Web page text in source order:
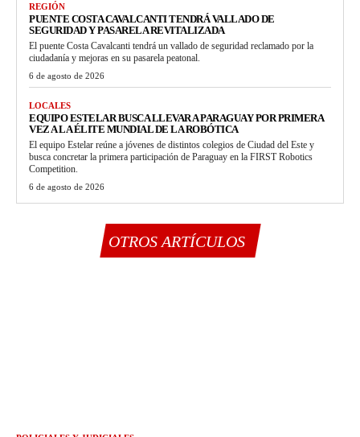
REGIÓN
PUENTE COSTA CAVALCANTI TENDRÁ VALLADO DE
SEGURIDAD Y PASARELA REVITALIZADA
El puente Costa Cavalcanti tendrá un vallado de seguridad reclamado por la
ciudadanía y mejoras en su pasarela peatonal.
6 de agosto de 2026
LOCALES
EQUIPO ESTELAR BUSCA LLEVAR A PARAGUAY POR PRIMERA
VEZ A LA ÉLITE MUNDIAL DE LA ROBÓTICA
El equipo Estelar reúne a jóvenes de distintos colegios de Ciudad del Este y
busca concretar la primera participación de Paraguay en la FIRST Robotics
Competition.
6 de agosto de 2026
OTROS ARTÍCULOS